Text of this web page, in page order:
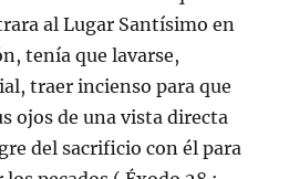
al Lugar Santísimo en
tenía que lavarse,
traer incienso para que
ojos de una vista directa
del sacrificio con él para